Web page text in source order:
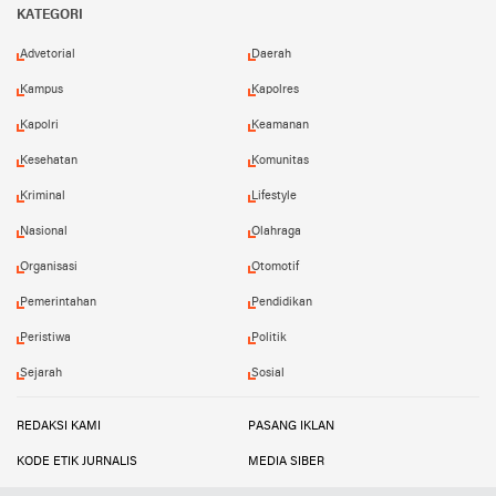
KATEGORI
Advetorial Daerah
Kampus Kapolres
Kapolri Keamanan
Kesehatan Komunitas
Kriminal Lifestyle
Nasional Olahraga
Organisasi Otomotif
Pemerintahan Pendidikan
Peristiwa Politik
Sejarah Sosial
REDAKSI KAMI PASANG IKLAN
KODE ETIK JURNALIS MEDIA SIBER